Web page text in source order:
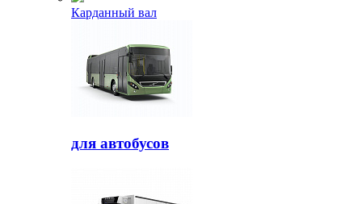
Карданный вал
для автобусов